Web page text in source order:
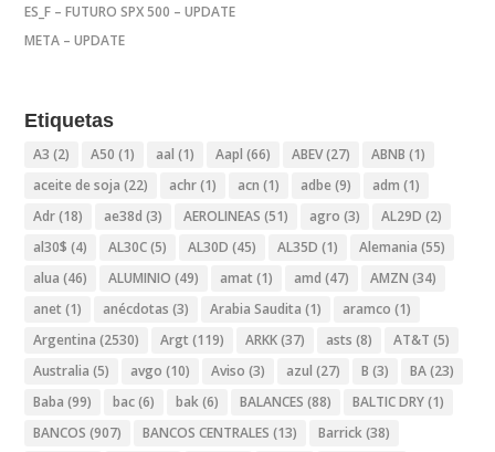
ES_F – FUTURO SPX 500 – UPDATE
META – UPDATE
Etiquetas
A3 (2) A50 (1) aal (1) Aapl (66) ABEV(27) ABNB (1)
aceite de soja (22) achr(1) acn (1) adbe (9) adm (1)
Adr(18) ae38d (3) AEROLINEAS (51) agro (3) AL29D (2)
al30$ (4) AL30C(5) AL30D (45) AL35D (1) Alemania (55)
alua (46) ALUMINIO (49) amat (1) amd (47) AMZN (34)
anet (1) anécdotas (3) Arabia Saudita (1) aramco (1)
Argentina (2530) Argt (119) ARKK(37) asts (8) AT&T (5)
Australia (5) avgo (10) Aviso (3) azul (27) B (3) BA(23)
Baba (99) bac(6) bak(6) BALANCES (88) BALTIC DRY(1)
BANCOS (907) BANCOS CENTRALES (13) Barrick(38)